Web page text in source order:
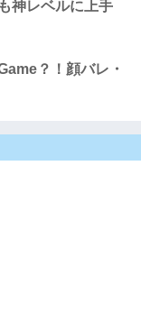
神レベルに上手
？！顔バレ・